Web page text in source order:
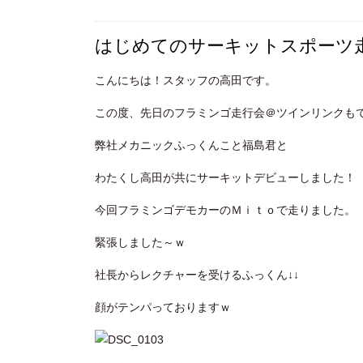
はじめてのサーキットスポー
こんにちは！スタッフの高田です。
この度、先日のフラミンゴ走行会＠ツインリンクも
弊社メカニックふっくんこと福島君と
わたくし高田が共にサーキットデビューしました！
今回フラミンゴデモカーのＭｉｔｏで走りました。
緊張しました～ｗ
社長からレクチャーを受けるふっくん↓↓
顔がテンパっておりますｗ